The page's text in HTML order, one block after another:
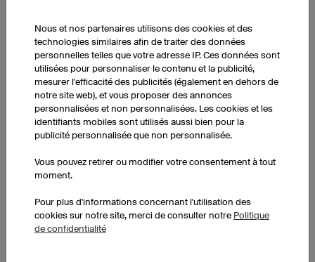
Burn Gladiator
Zebra Dirt
Nous et nos partenaires utilisons des cookies et des
technologies similaires afin de traiter des données
personnelles telles que votre adresse IP. Ces données sont
utilisées pour personnaliser le contenu et la publicité,
mesurer l'efficacité des publicités (également en dehors de
notre site web), et vous proposer des annonces
personnalisées et non personnalisées. Les cookies et les
identifiants mobiles sont utilisés aussi bien pour la
publicité personnalisée que non personnalisée.
Vous pouvez retirer ou modifier votre consentement à tout
moment.
Pour plus d'informations concernant l'utilisation des
cookies sur notre site, merci de consulter notre Politique
de confidentialité